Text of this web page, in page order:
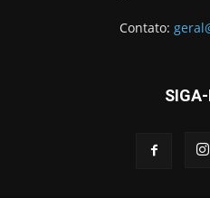
Contato: